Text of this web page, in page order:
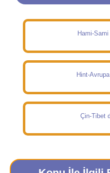
Hami-
Hint-
Çin-Tibet